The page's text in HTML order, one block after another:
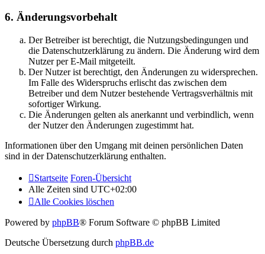
6. Änderungsvorbehalt
Der Betreiber ist berechtigt, die Nutzungsbedingungen und
die Datenschutzerklärung zu ändern. Die Änderung wird dem
Nutzer per E-Mail mitgeteilt.
Der Nutzer ist berechtigt, den Änderungen zu widersprechen.
Im Falle des Widerspruchs erlischt das zwischen dem
Betreiber und dem Nutzer bestehende Vertragsverhältnis mit
sofortiger Wirkung.
Die Änderungen gelten als anerkannt und verbindlich, wenn
der Nutzer den Änderungen zugestimmt hat.
Informationen über den Umgang mit deinen persönlichen Daten
sind in der Datenschutzerklärung enthalten.
Startseite Foren-Übersicht
Alle Zeiten sind UTC+02:00
Alle Cookies löschen
Powered by phpBB® Forum Software © phpBB Limited
Deutsche Übersetzung durch phpBB.de